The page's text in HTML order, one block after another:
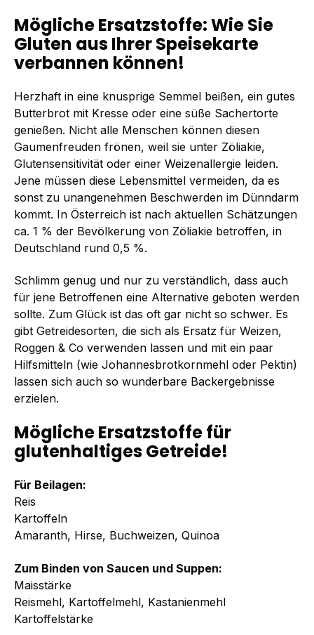
Mögliche Ersatzstoffe: Wie Sie
Gluten aus Ihrer Speisekarte
verbannen können!
Herzhaft in eine knusprige Semmel beißen, ein gutes
Butterbrot mit Kresse oder eine süße Sachertorte
genießen. Nicht alle Menschen können diesen
Gaumenfreuden frönen, weil sie unter Zöliakie,
Glutensensitivität oder einer Weizenallergie leiden.
Jene müssen diese Lebensmittel vermeiden, da es
sonst zu unangenehmen Beschwerden im Dünndarm
kommt. In Österreich ist nach aktuellen Schätzungen
ca. 1 % der Bevölkerung von Zöliakie betroffen, in
Deutschland rund 0,5 %.
Schlimm genug und nur zu verständlich, dass auch
für jene Betroffenen eine Alternative geboten werden
sollte. Zum Glück ist das oft gar nicht so schwer. Es
gibt Getreidesorten, die sich als Ersatz für Weizen,
Roggen & Co verwenden lassen und mit ein paar
Hilfsmitteln (wie Johannesbrotkornmehl oder Pektin)
lassen sich auch so wunderbare Backergebnisse
erzielen.
Mögliche Ersatzstoffe für
glutenhaltiges Getreide!
Für Beilagen:
Reis
Kartoffeln
Amaranth, Hirse, Buchweizen, Quinoa
Zum Binden von Saucen und Suppen:
Maisstärke
Reismehl, Kartoffelmehl, Kastanienmehl
Kartoffelstärke